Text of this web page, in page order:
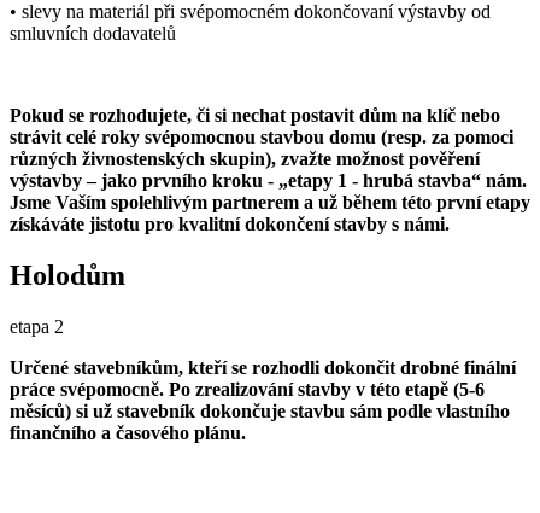
• slevy na materiál při svépomocném dokončovaní výstavby od
smluvních dodavatelů
Pokud se rozhodujete, či si nechat postavit dům na klíč nebo
strávit celé roky svépomocnou stavbou domu (resp. za pomoci
různých živnostenských skupin), zvažte možnost pověření
výstavby – jako prvního kroku - „etapy 1 - hrubá stavba“ nám.
Jsme Vaším spolehlivým partnerem a už během této první etapy
získáváte jistotu pro kvalitní dokončení stavby s námi.
Holodům
etapa 2
Určené stavebníkům, kteří se rozhodli dokončit drobné finální
práce svépomocně. Po zrealizování stavby v této etapě (5-6
měsíců) si už stavebník dokončuje stavbu sám podle vlastního
finančního a časového plánu.